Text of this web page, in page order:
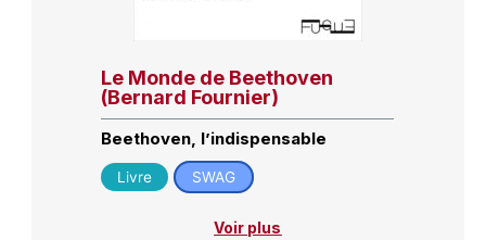
Le Monde de Beethoven
(Bernard Fournier)
Beethoven, l’indispensable
Livre SWAG
Voir plus